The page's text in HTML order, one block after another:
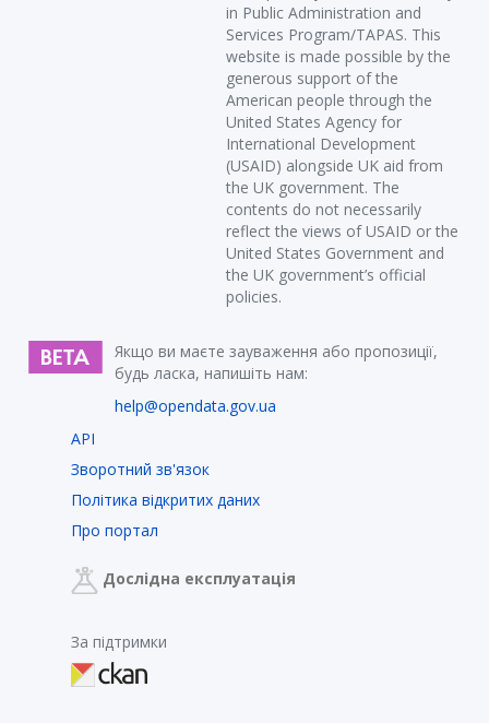
in Public Administration and
Services Program/TAPAS. This
website is made possible by the
generous support of the
American people through the
United States Agency for
International Development
(USAID) alongside UK aid from
the UK government. The
contents do not necessarily
reflect the views of USAID or the
United States Government and
the UK government’s official
policies.
Якщо ви маєте зауваження або пропозиції,
будь ласка, напишіть нам:
help@opendata.gov.ua
API
Зворотний зв'язок
Політика відкритих даних
Про портал
Дослідна експлуатація
За підтримки